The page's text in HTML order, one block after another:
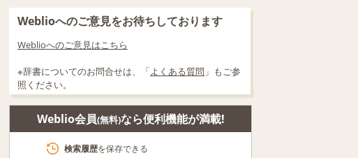
Weblioへのご意見をお待ちしております
Weblioへのご意見はこちら
※辞書についてのお問合せは、「よくある質問 」もご参
照ください。
Weblio会員(無料)なら便利機能が満載!
検索履歴を保存できる